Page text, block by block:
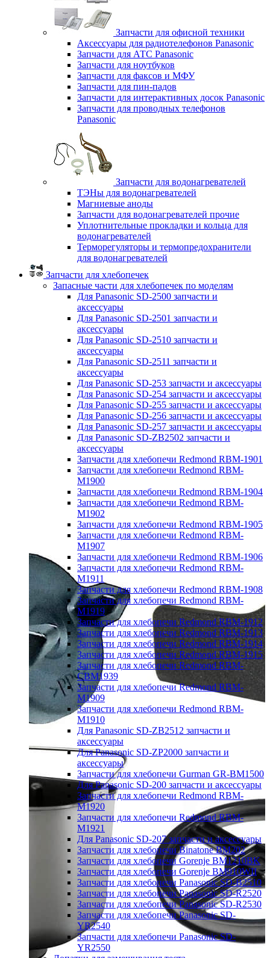
Запчасти для офисной техники
Аксессуары для радиотелефонов Panasonic
Запчасти для АТС Panasonic
Запчасти для ноутбуков
Запчасти для факсов и МФУ
Запчасти для пин-падов
Запчасти для интерактивных досок Panasonic
Запчасти для проводных телефонов
Panasonic
Запчасти для водонагревателей
ТЭНы для водонагревателей
Магниевые аноды
Запчасти для водонагревателей прочие
Уплотнительные прокладки и кольца для
водонагревателей
Терморегуляторы и термопредохранители
для водонагревателей
Запчасти для хлебопечек
Запасные части для хлебопечек по моделям
Для Panasonic SD-2500 запчасти и
аксессуары
Для Panasonic SD-2501 запчасти и
аксессуары
Для Panasonic SD-2510 запчасти и
аксессуары
Для Panasonic SD-2511 запчасти и
аксессуары
Для Panasonic SD-253 запчасти и аксессуары
Для Panasonic SD-254 запчасти и аксессуары
Для Panasonic SD-255 запчасти и аксессуары
Для Panasonic SD-256 запчасти и аксессуары
Для Panasonic SD-257 запчасти и аксессуары
Для Panasonic SD-ZB2502 запчасти и
аксессуары
Запчасти для хлебопечи Redmond RBM-1901
Запчасти для хлебопечи Redmond RBM-
M1900
Запчасти для хлебопечи Redmond RBM-1904
Запчасти для хлебопечи Redmond RBM-
M1902
Запчасти для хлебопечи Redmond RBM-1905
Запчасти для хлебопечи Redmond RBM-
M1907
Запчасти для хлебопечи Redmond RBM-1906
Запчасти для хлебопечи Redmond RBM-
M1911
Запчасти для хлебопечи Redmond RBM-1908
Запчасти для хлебопечи Redmond RBM-
M1919
Запчасти для хлебопечи Redmond RBM-1912
Запчасти для хлебопечи Redmond RBM-1913
Запчасти для хлебопечи Redmond RBM-1914
Запчасти для хлебопечи Redmond RBM-1915
Запчасти для хлебопечи Redmond RBM-
CBM1939
Запчасти для хлебопечи Redmond RBM-
M1909
Запчасти для хлебопечи Redmond RBM-
M1910
Для Panasonic SD-ZB2512 запчасти и
аксессуары
Для Panasonic SD-ZP2000 запчасти и
аксессуары
Запчасти для хлебопечи Gurman GR-BM1500
Для Panasonic SD-200 запчасти и аксессуары
Запчасти для хлебопечи Redmond RBM-
M1920
Запчасти для хлебопечи Redmond RBM-
M1921
Для Panasonic SD-207 запчасти и аксессуары
Запчасти для хлебопечи Binatone BM202
Запчасти для хлебопечи Gorenje BM1210BK
Запчасти для хлебопечи Gorenje BM910WII
Запчасти для хлебопечи Panasonic SD-B2510
Запчасти для хлебопечи Panasonic SD-R2520
Запчасти для хлебопечи Panasonic SD-R2530
Запчасти для хлебопечи Panasonic SD-
YR2540
Запчасти для хлебопечи Panasonic SD-
YR2550